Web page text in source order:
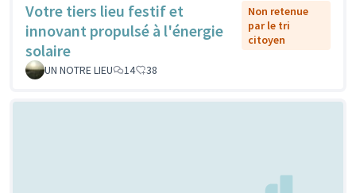
Votre tiers lieu festif et
innovant propulsé à l'énergie
solaire
Non retenue
par le tri
citoyen
UN NOTRE LIEU 14 38